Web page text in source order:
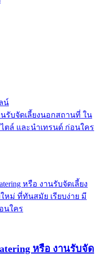
น์
นรับจัดเลี้ยงนอกสถานที่ ใน
ตล์ และนำเทรนด์ ก่อนใคร
หรือ งานรับจัด